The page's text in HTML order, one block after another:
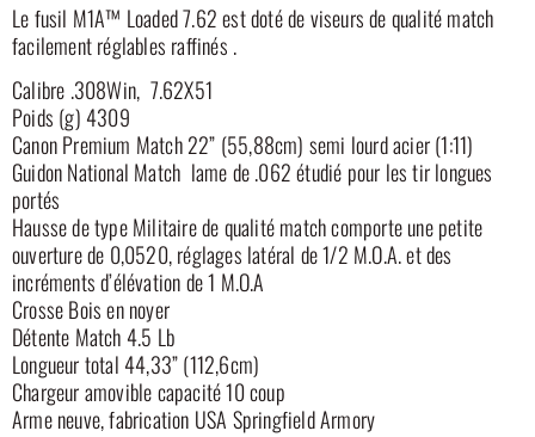
Le fusil M1A™ Loaded 7.62 est doté de viseurs de qualité match
facilement réglables raffinés .
Calibre .308Win, 7.62X51
Poids (g) 4309
Canon Premium Match 22” (55,88cm) semi lourd acier (1:11)
Guidon National Match lame de .062 étudié pour les tir longues
portés
Hausse de type Militaire de qualité match comporte une petite
ouverture de 0,0520, réglages latéral de 1/2 M.O.A. et des
incréments d’élévation de 1 M.O.A
Crosse Bois en noyer
Détente Match 4.5 Lb
Longueur total 44,33” (112,6cm)
Chargeur amovible capacité 10 coup
Arme neuve, fabrication USA Springfield Armory